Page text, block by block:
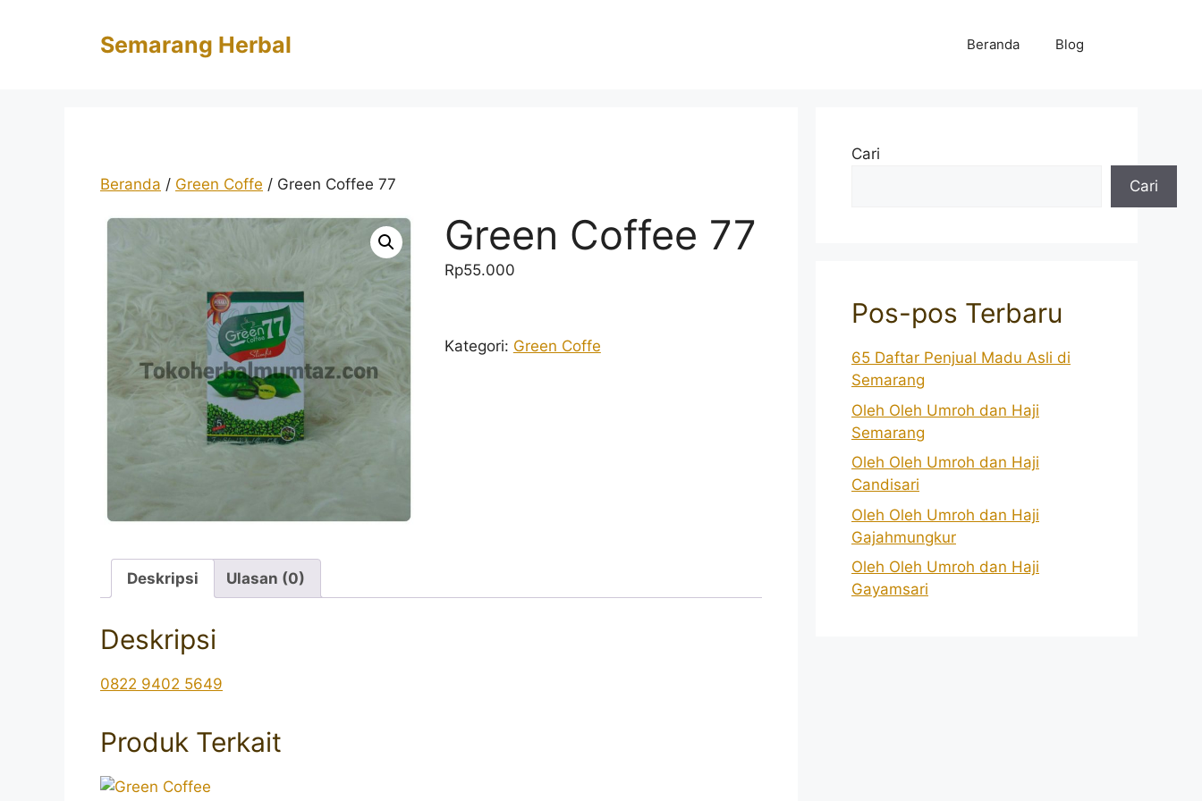
Semarang Herbal Beranda Blog
Beranda / Green Coffe / Green Coffee 77
Green Coffee 77
Rp55.000
Kategori: Green Coffe
Deskripsi Ulasan (0)
Deskripsi
0822 9402 5649
Produk Terkait
Cari
Cari
Pos-pos Terbaru
65 Daftar Penjual Madu Asli di
Semarang
Oleh Oleh Umroh dan Haji
Semarang
Oleh Oleh Umroh dan Haji
Candisari
Oleh Oleh Umroh dan Haji
Gajahmungkur
Oleh Oleh Umroh dan Haji
Gayamsari